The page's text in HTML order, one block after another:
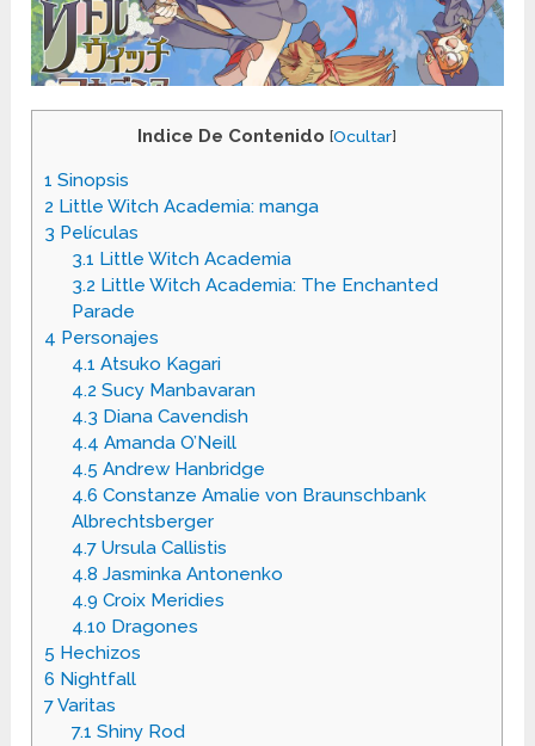
Indice De Contenido [Ocultar]
1 Sinopsis
2 Little Witch Academia: manga
3 Películas
3.1 Little Witch Academia
3.2 Little Witch Academia: The Enchanted
Parade
4 Personajes
4.1 Atsuko Kagari
4.2 Sucy Manbavaran
4.3 Diana Cavendish
4.4 Amanda O’Neill
4.5 Andrew Hanbridge
4.6 Constanze Amalie von Braunschbank
Albrechtsberger
4.7Ursula Callistis
4.8 Jasminka Antonenko
4.9 Croix Meridies
4.10 Dragones
5 Hechizos
6 Nightfall
7Varitas
7.1 Shiny Rod